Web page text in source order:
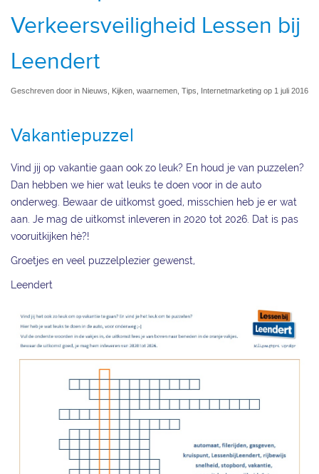
Verkeersveiligheid Lessen bij
Leendert
Geschreven door in Nieuws, Kijken, waarnemen, Tips, Internetmarketing op 1 juli 2016
Vakantiepuzzel
Vind jij op vakantie gaan ook zo leuk? En houd je van puzzelen?
Dan hebben we hier wat leuks te doen voor in de auto
onderweg. Bewaar de uitkomst goed, misschien heb je er wat
aan. Je mag de uitkomst inleveren in 2020 tot 2026. Dat is pas
vooruitkijken hè?!
Groetjes en veel puzzelplezier gewenst,
Leendert